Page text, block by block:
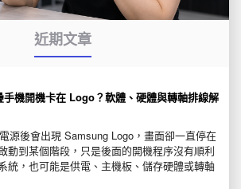
近期文章
機開機卡在 Logo？軟體、硬體與轉軸排線解
源後會出現 Samsung Logo，畫面卻一直停在
動到某個階段，只是後面的開機程序沒有順利
統，也可能是供電、主機板、儲存硬體或轉軸